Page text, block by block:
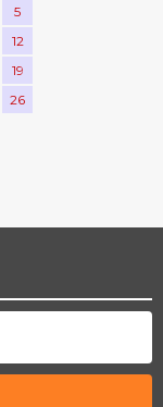
5
12
19
26